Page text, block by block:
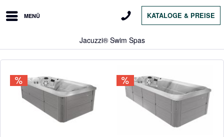
MENÜ KATALOGE & PREISE
Jacuzzi® Swim Spas